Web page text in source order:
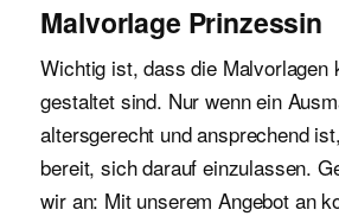
Malvorlage Prinzessin
Wichtig ist, dass die Malvorlagen
gestaltet sind. Nur wenn ein
altersgerecht und ansprechend
bereit, sich darauf einzulassen.
wir an: Mit unserem Angebot an